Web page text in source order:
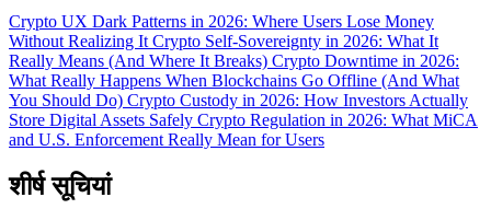
Crypto UX Dark Patterns in 2026: Where Users Lose Money
Without Realizing It Crypto Self-Sovereignty in 2026: What It
Really Means (And Where It Breaks) Crypto Downtime in 2026:
What Really Happens When Blockchains Go Offline (And What
You Should Do) Crypto Custody in 2026: How Investors Actually
Store Digital Assets Safely Crypto Regulation in 2026: What MiCA
and U.S. Enforcement Really Mean for Users
शीर्ष सूचियां